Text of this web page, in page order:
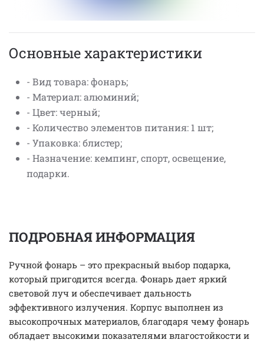
Основные характеристики
- Вид товара: фонарь;
- Материал: алюминий;
- Цвет: черный;
- Количество элементов питания: 1 шт;
- Упаковка: блистер;
- Назначение: кемпинг, спорт, освещение,
подарки.
ПОДРОБНАЯ ИНФОРМАЦИЯ
Ручной фонарь – это прекрасный выбор подарка,
который пригодится всегда. Фонарь дает яркий
световой луч и обеспечивает дальность
эффективного излучения. Корпус выполнен из
высокопрочных материалов, благодаря чему фонарь
обладает высокими показателями влагостойкости и